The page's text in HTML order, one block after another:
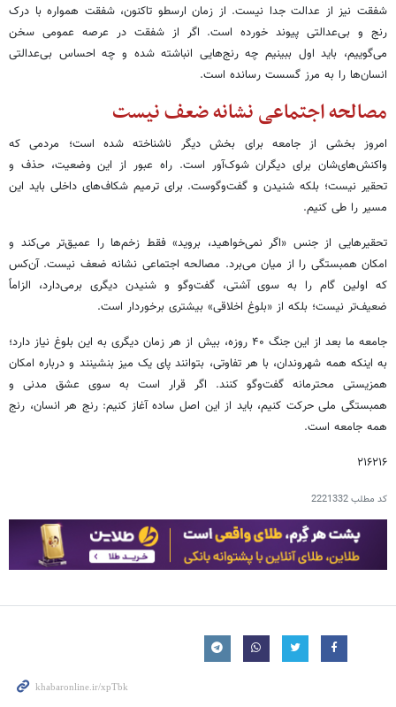
شفقت نیز از عدالت جدا نیست. از زمان ارسطو تاکنون، شفقت همواره با درک
رنج و بی‌عدالتی پیوند خورده است. اگر از شفقت در عرصه عمومی سخن
می‌گوییم، باید اول ببینیم چه رنج‌هایی انباشته شده و چه احساس بی‌عدالتی‌
انسان‌ها را به مرز گسست رسانده است.
مصالحه اجتماعی نشانه ضعف نیست
امروز بخشی از جامعه برای بخش دیگر ناشناخته شده است؛ مردمی که
واکنش‌های‌شان برای دیگران شوک‌آور است. راه عبور از این وضعیت، حذف و
تحقیر نیست؛ بلکه شنیدن و گفت‌وگوست. برای ترمیم شکاف‌های داخلی باید این
مسیر را طی کنیم.
تحقیرهایی از جنس «اگر نمی‌خواهید، بروید» فقط زخم‌ها را عمیق‌تر می‌کند و
امکان همبستگی را از میان می‌برد. مصالحه اجتماعی نشانه ضعف نیست. آن‌کس
که اولین گام را به سوی آشتی، گفت‌وگو و شنیدن دیگری برمی‌دارد، الزاماً
ضعیف‌تر نیست؛ بلکه از «بلوغ اخلاقی» بیشتری برخوردار است.
جامعه ما بعد از این جنگ ۴۰ روزه، بیش از هر زمان دیگری به این بلوغ نیاز دارد؛
به اینکه همه شهروندان، با هر تفاوتی، بتوانند پای یک میز بنشینند و درباره امکان
همزیستی محترمانه گفت‌وگو کنند. اگر قرار است به سوی عشق مدنی و
همبستگی ملی حرکت کنیم، باید از این اصل ساده آغاز کنیم: رنج هر انسان، رنج
همه جامعه است.
۲۱۶۲۱۶
کد مطلب2221332